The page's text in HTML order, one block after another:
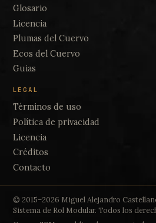
Glosario
Licencia
Plumas del Cuervo
Ecos del Cuervo
Guias
LEGAL
Términos de uso
Política de privacidad
Licencia
Créditos
Contacto
© 2015–2026 Miguel Alejandro
Sistema de Rol Modular. Todos los